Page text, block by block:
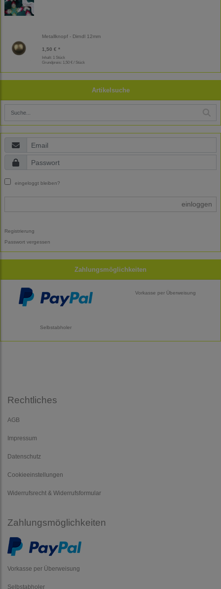
Metallknopf - Dirndl 12mm
1,50 € *
Inhalt: 1 Stück
Grundpreis: 1,50 € / Stück
Artikelsuche
eingeloggt bleiben?
einloggen
Registrierung
Passwort vergessen
Zahlungsmöglichkeiten
Vorkasse per Überweisung
Selbstabholer
Rechtliches
AGB
Impressum
Datenschutz
Cookieeinstellungen
Widerrufsrecht & Widerrufsformular
Zahlungsmöglichkeiten
Vorkasse per Überweisung
Selbstabholer